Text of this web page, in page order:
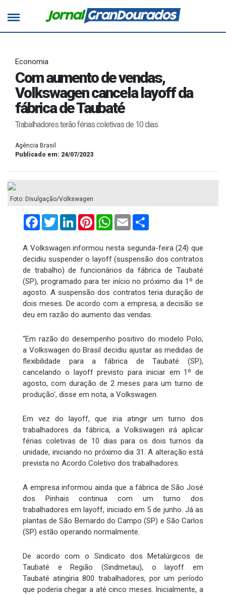
Economia
Com aumento de vendas,
Volkswagen cancela layoff da
fábrica de Taubaté
Trabalhadores terão férias coletivas de 10 dias
Agência Brasil
Publicado em: 24/07/2023
Foto: Divulgação/Volkswagen
FacebookTwitterLinkedInPinterestWhatsApp
Email
A Volkswagen informou nesta segunda-feira (24) que
decidiu suspender o layoff (suspensão dos contratos
de trabalho) de funcionários da fábrica de Taubaté
(SP), programado para ter início no próximo dia 1º de
agosto. A suspensão dos contratos teria duração de
dois meses. De acordo com a empresa, a decisão se
deu em razão do aumento das vendas.
“Em razão do desempenho positivo do modelo Polo,
a Volkswagen do Brasil decidiu ajustar as medidas de
flexibilidade para a fábrica de Taubaté (SP),
cancelando o layoff previsto para iniciar em 1º de
agosto, com duração de 2 meses para um turno de
produção', disse em nota, a Volkswagen.
Em vez do layoff, que iria atingir um turno dos
trabalhadores da fábrica, a Volkswagen irá aplicar
férias coletivas de 10 dias para os dois turnos da
unidade, iniciando no próximo dia 31. A alteração está
prevista no Acordo Coletivo dos trabalhadores.
A empresa informou ainda que a fábrica de São José
dos Pinhais continua com um turno dos
trabalhadores em layoff, iniciado em 5 de junho. Já as
plantas de São Bernardo do Campo (SP) e São Carlos
(SP) estão operando normalmente.
De acordo com o Sindicato dos Metalúrgicos de
Taubaté e Região (Sindmetau), o layoff em
Taubaté atingiria 800 trabalhadores, por um período
que poderia chegar a até cinco meses. Inicialmente, a